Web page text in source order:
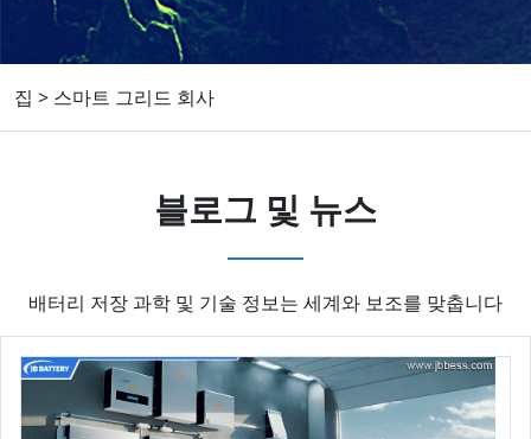
집 > 스마트 그리드 회사
블로그 및 뉴스
배터리 저장 과학 및 기술 정보는 세계와 보조를 맞춥니다